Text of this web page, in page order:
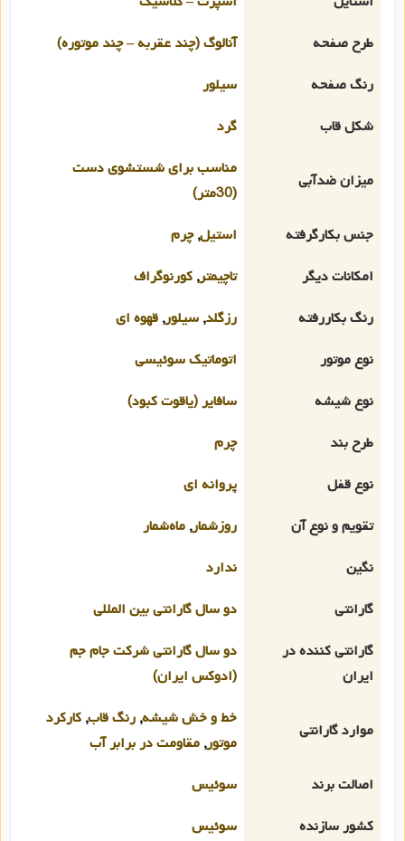
طرح صفحه
آنالوگ (چند عقربه – چند موتوره)
رنگ صفحه
سیلور
شکل قاب
گرد
میزان ضدآبی
مناسب برای شستشوی دست
(30متر)
جنس بکارگرفته
استیل,چرم
امکانات دیگر
تاچیمتر, کورنوگراف
رنگ بکاررفته
رزگلد, سیلور, قهوه ای
نوع موتور
اتوماتیک سوئیسی
نوع شیشه
سافایر (یاقوت کبود)
طرح بند
چرم
نوع قفل
پروانه ای
تقویم و نوع آن
روزشمار, ماه‌شمار
نگین
ندارد
گارانتی
دو سال گارانتی بین المللی
گارانتی کننده در
ایران
دو سال گارانتی شرکت جام جم
(ادوکس ایران)
موارد گارانتی
خط و خش شیشه, رنگ قاب, کارکرد
موتور, مقاومت در برابر آب
اصالت برند
سوئیس
کشور سازنده
سوئیس